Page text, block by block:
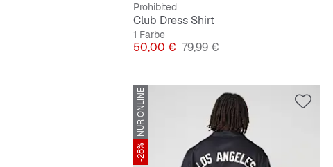
Prohibited
Club Dress Shirt
1 Farbe
Preis
50,00 € Originalpreis
79,99 €
NUR ONLINE
-28%